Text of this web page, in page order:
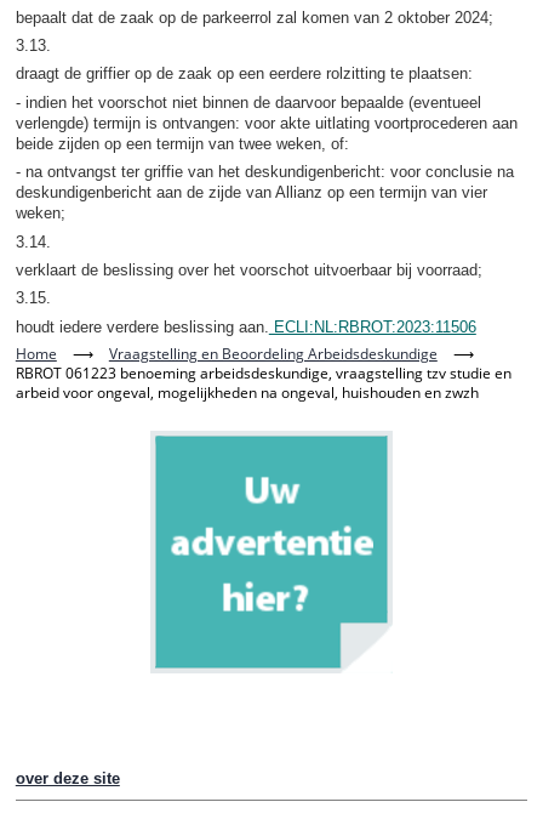
bepaalt dat de zaak op de parkeerrol zal komen van 2 oktober 2024;
3.13.
draagt de griffier op de zaak op een eerdere rolzitting te plaatsen:
- indien het voorschot niet binnen de daarvoor bepaalde (eventueel
verlengde) termijn is ontvangen: voor akte uitlating voortprocederen aan
beide zijden op een termijn van twee weken, of:
- na ontvangst ter griffie van het deskundigenbericht: voor conclusie na
deskundigenbericht aan de zijde van Allianz op een termijn van vier
weken;
3.14.
verklaart de beslissing over het voorschot uitvoerbaar bij voorraad;
3.15.
houdt iedere verdere beslissing aan. ECLI:NL:RBROT:2023:11506
Home ⟶ Vraagstelling en Beoordeling Arbeidsdeskundige
⟶
RBROT 061223 benoeming arbeidsdeskundige, vraagstelling tzv studie en
arbeid voor ongeval, mogelijkheden na ongeval, huishouden en zwzh
over deze site